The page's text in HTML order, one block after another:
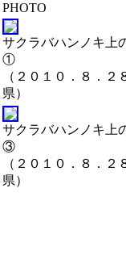
PHOTO
サクラバハンノキ上
①
（２０１０．８．２
県）
サクラバハンノキ上
③
（２０１０．８．２
県）